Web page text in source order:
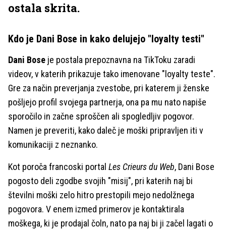
ostala skrita.
Kdo je Dani Bose in kako delujejo "loyalty testi"
Dani Bose je postala prepoznavna na TikToku zaradi
videov, v katerih prikazuje tako imenovane "loyalty teste".
Gre za način preverjanja zvestobe, pri katerem ji ženske
pošljejo profil svojega partnerja, ona pa mu nato napiše
sporočilo in začne sproščen ali spogledljiv pogovor.
Namen je preveriti, kako daleč je moški pripravljen iti v
komunikaciji z neznanko.
Kot poroča francoski portal Les Crieurs du Web, Dani Bose
pogosto deli zgodbe svojih "misij", pri katerih naj bi
številni moški zelo hitro prestopili mejo nedolžnega
pogovora. V enem izmed primerov je kontaktirala
moškega, ki je prodajal čoln, nato pa naj bi ji začel lagati o